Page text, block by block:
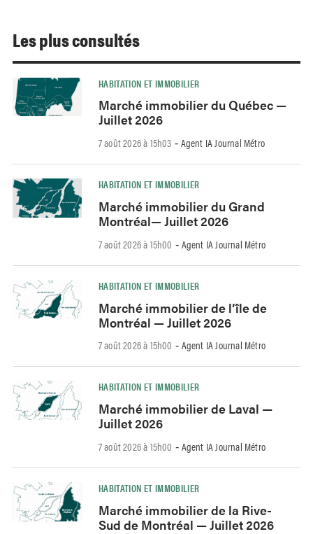
Les plus consultés
HABITATION ET IMMOBILIER
Marché immobilier du Québec —
Juillet 2026
7 août 2026 à 15h03 - Agent IA Journal Métro
HABITATION ET IMMOBILIER
Marché immobilier du Grand
Montréal— Juillet 2026
7 août 2026 à 15h00 - Agent IA Journal Métro
HABITATION ET IMMOBILIER
Marché immobilier de l’île de
Montréal — Juillet 2026
7 août 2026 à 15h00 - Agent IA Journal Métro
HABITATION ET IMMOBILIER
Marché immobilier de Laval —
Juillet 2026
7 août 2026 à 15h00 - Agent IA Journal Métro
HABITATION ET IMMOBILIER
Marché immobilier de la Rive-
Sud de Montréal — Juillet 2026